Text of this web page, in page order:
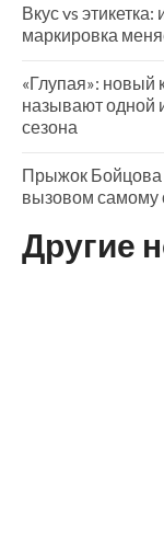
Вкус vs
маркировка
«Глупая»: новый
называют одной
сезона
Прыжок Бойцова
вызовом самому
Другие